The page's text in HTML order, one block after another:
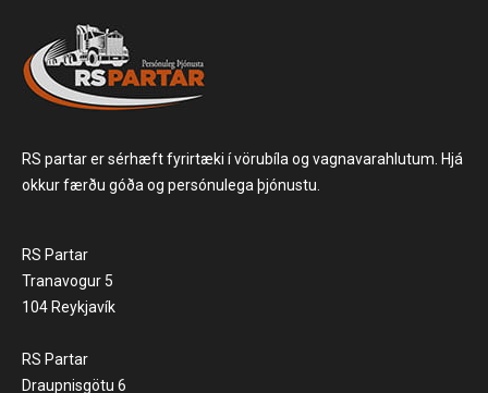
RS partar er sérhæft fyrirtæki í vörubíla og vagnavarahlutum. Hjá
okkur færðu góða og persónulega þjónustu.
RS Partar
Tranavogur 5
104 Reykjavík
RS Partar
Draupnisgötu 6